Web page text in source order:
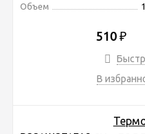
Объем
510 ₽
В